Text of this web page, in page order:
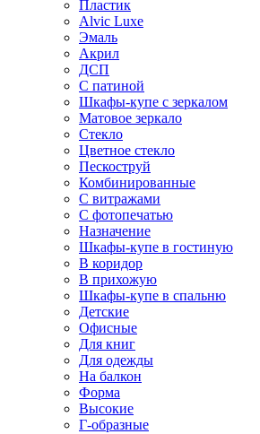
Пластик
Alvic Luxe
Эмаль
Акрил
ДСП
С патиной
Шкафы-купе с зеркалом
Матовое зеркало
Стекло
Цветное стекло
Пескоструй
Комбинированные
С витражами
С фотопечатью
Назначение
Шкафы-купе в гостиную
В коридор
В прихожую
Шкафы-купе в спальню
Детские
Офисные
Для книг
Для одежды
На балкон
Форма
Высокие
Г-образные